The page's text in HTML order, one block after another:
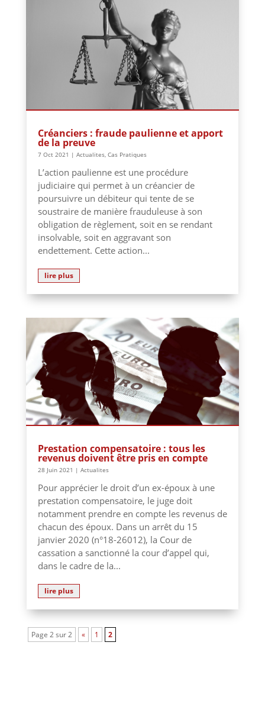
Créanciers : fraude paulienne et apport
de la preuve
7 Oct 2021 | Actualites, Cas Pratiques
L’action paulienne est une procédure
judiciaire qui permet à un créancier de
poursuivre un débiteur qui tente de se
soustraire de manière frauduleuse à son
obligation de règlement, soit en se rendant
insolvable, soit en aggravant son
endettement. Cette action...
lire plus
Prestation compensatoire : tous les
revenus doivent être pris en compte
28 Juin 2021 | Actualites
Pour apprécier le droit d’un ex-époux à une
prestation compensatoire, le juge doit
notamment prendre en compte les revenus de
chacun des époux. Dans un arrêt du 15
janvier 2020 (n°18-26012), la Cour de
cassation a sanctionné la cour d’appel qui,
dans le cadre de la...
lire plus
Page 2 sur 2 « 1 2